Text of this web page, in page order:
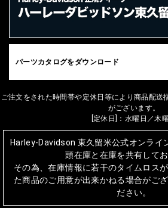
パーツカタログをダウンロード
ご注文をされた時間帯や定休日等により商品配送
がございます。
[定休日]：水曜日／木
Harley-Davidson 東久留米公式オンライ
頭在庫と在庫を共有してお
その為、在庫情報に若干のタイムロス
た商品のご用意が出来かねる場合がご
ださい。